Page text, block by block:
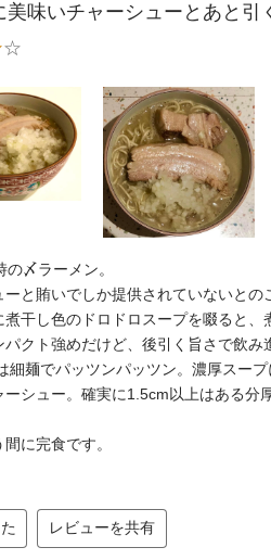
美味いチャーシューとあと引
〆ラーメン。
ーと賄いでしか提供されていないとの
煮干し色のドロドロスープを啜ると、
クト強めだけど、後引く旨さで飲み
細麺でパッツンパッツン。濃厚スープ
ーシュー。確実に1.5cm以上はある分
に完食です。
レビューを共有